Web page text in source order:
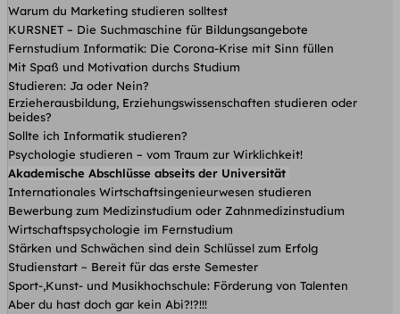
Warum du Marketing studieren solltest
KURSNET – Die Suchmaschine für Bildungsangebote
Fernstudium Informatik: Die Corona-Krise mit Sinn füllen
Mit Spaß und Motivation durchs Studium
Studieren: Ja oder Nein?
Erzieherausbildung, Erziehungswissenschaften studieren oder
beides?
Sollte ich Informatik studieren?
Psychologie studieren – vom Traum zur Wirklichkeit!
Akademische Abschlüsse abseits der Universität
Internationales Wirtschaftsingenieurwesen studieren
Bewerbung zum Medizinstudium oder Zahnmedizinstudium
Wirtschaftspsychologie im Fernstudium
Stärken und Schwächen sind dein Schlüssel zum Erfolg
Studienstart ~ Bereit für das erste Semester
Sport-,Kunst- und Musikhochschule: Förderung von Talenten
Aber du hast doch gar kein Abi?!?!!!